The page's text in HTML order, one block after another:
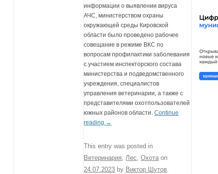
информации о выявлении вируса
АЧС, министерством охраны
окружающей среды Кировской
области было проведено рабочее
совещание в режиме ВКС по
вопросам профилактики заболевания
с участием инспекторского состава
министерства и подведомственного
учреждения, специалистов
управления ветеринарии, а также с
представителями охотпользователей
южных районов области.Continue
reading →
This entry was posted in
Ветеринария,Лес,Охота on
24.07.2023 by Виктор Шутов.